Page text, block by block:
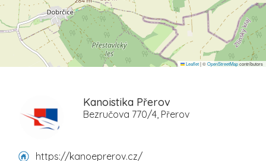
Leaflet|©OpenStreetMapcontributors
Kanoistika Přerov
Bezručova 770/4, Přerov
https://kanoeprerov.cz/